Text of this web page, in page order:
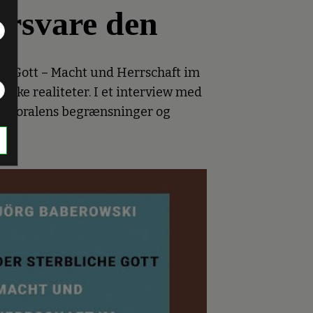
den
Gott – Macht und Herrschaft im
realiteter. I et interview med
moralens begrænsninger og